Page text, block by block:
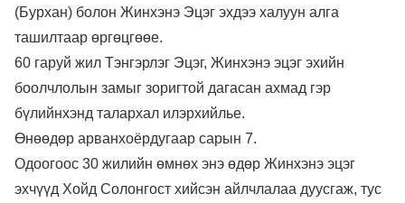
(Бурхан) болон Жинхэнэ Эцэг эхдээ халуун алга
ташилтаар өргөцгөөе.
60 гаруй жил Тэнгэрлэг Эцэг, Жинхэнэ эцэг эхийн
боолчлолын замыг зоригтой дагасан ахмад гэр
бүлийнхэнд талархал илэрхийлье.
Өнөөдөр арванхоёрдугаар сарын 7.
Одоогоос 30 жилийн өмнөх энэ өдөр Жинхэнэ эцэг
эхчүүд Хойд Солонгост хийсэн айлчлалаа дуусгаж, тус